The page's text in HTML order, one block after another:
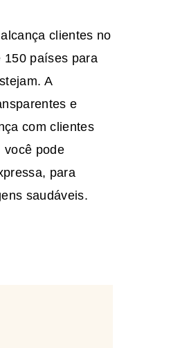
clientes no
150 países para
A
e
com clientes
você pode
para
saudáveis.